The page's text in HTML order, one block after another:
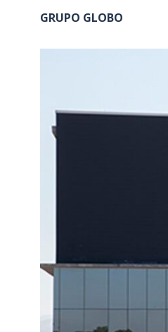
GRUPO GLOBO